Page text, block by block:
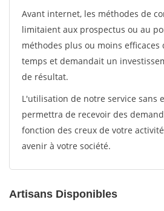
Avant internet, les méthodes de
limitaient aux prospectus ou au
méthodes plus ou moins
temps et demandait un
de résultat.
L'utilisation de notre service sans
permettra de recevoir des
fonction des creux de votre
avenir à votre société.
Artisans Disponibles